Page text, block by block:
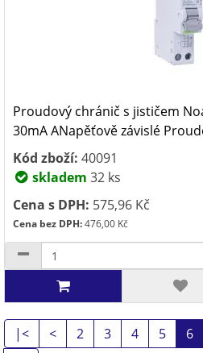
Proudový chránič s jističem
30mA ANapěťově závislé
Kód zboží: 40091
skladem 32 ks
Cena s DPH: 575,96 Kč
Cena bez DPH:476,00 Kč
|< < 2 3 4 5 6